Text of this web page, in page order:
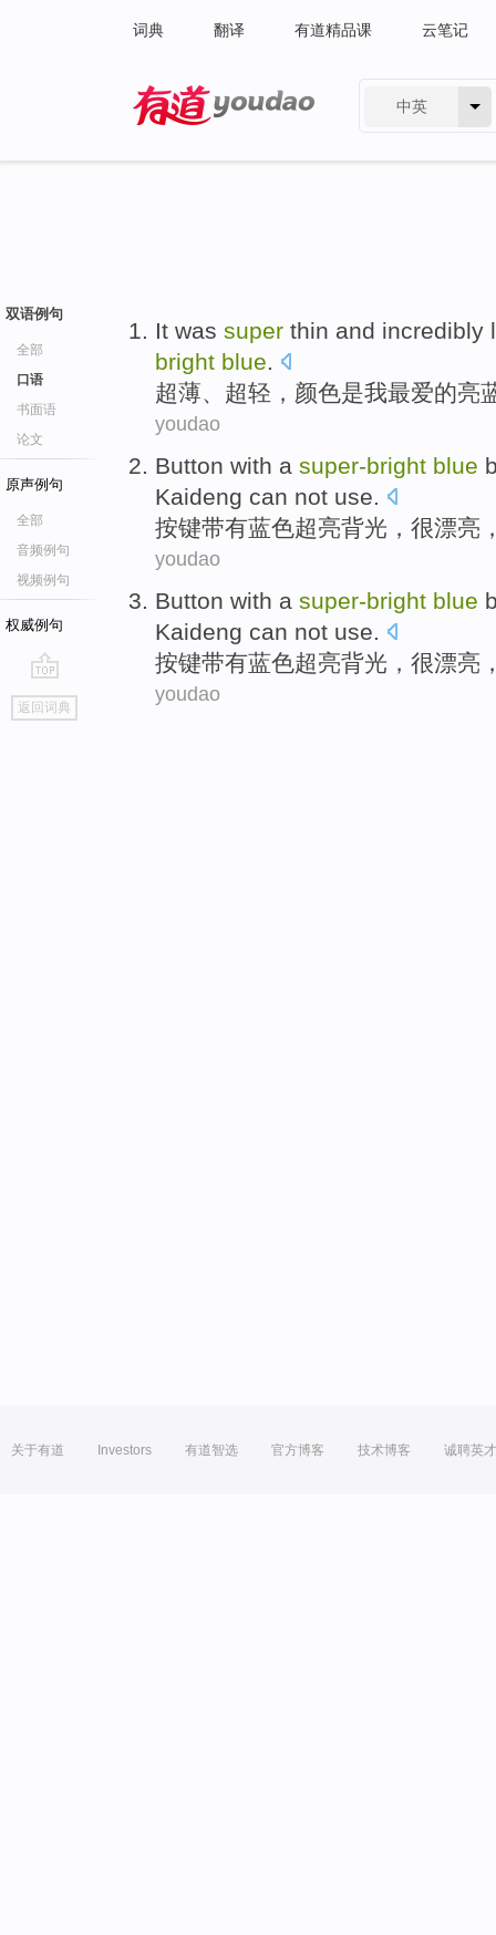
词典 翻译 有道精品课 云笔记
中英
双语例句
全部
口语
书面语
论文
原声例句
全部
音频例句
视频例句
权威例句
go
top
返回词典
It was super thin and incredibly
bright blue.
超薄、 超轻 ， 颜色是我最爱的亮
youdao
Button with a super-bright blue
Kaideng can not use.
按键带有蓝色超亮背光 ， 很漂亮
youdao
Button with a super-bright blue
Kaideng can not use
按键带有蓝色超亮背光 ， 很漂亮
youdao
关于有道 Investors 有道智选 官方博客 技术博客 诚聘英才